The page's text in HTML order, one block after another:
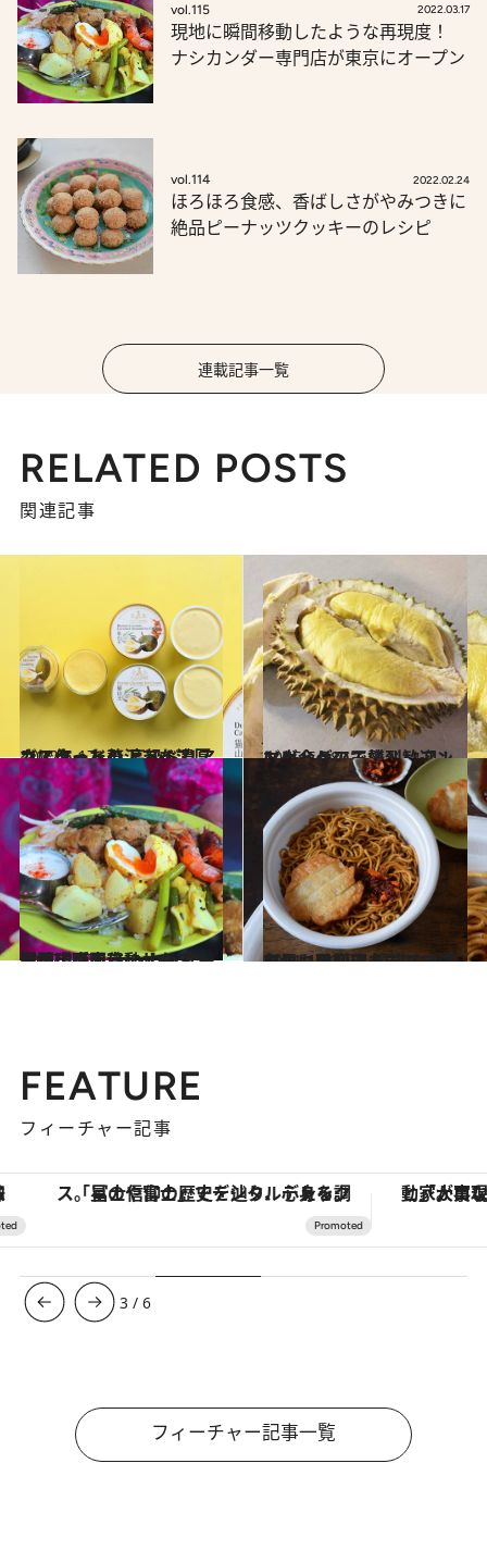
vol.115 2022.03.17
現地に瞬間移動したような再現度！
ナシカンダー専門店が東京にオープン
vol.114 2022.02.24
ほろほろ食感、香ばしさがやみつきに
絶品ピーナッツクッキーのレシピ
連載記事一覧
RELATED POSTS
関連記事
2022.5.17
カスタードのような濃厚さにうっとり 高級ドリアンで作った贅沢アイス
グルメ 2015.5.28
マレーシアで熱烈歓迎！ トゲトゲの王様ドリアンに出会う
グルメ
2022.3.17
現地に瞬間移動したような再現度！ ナシカンダー専門店が東京にオープン
グルメ 2021.10.20
いつもの料理をマレーシア風に味変！ 簡単すぎるちょい足しアイデア10選
グルメ
FEATURE
フィーチャー記事
「星のや富士」でデジタルデトックス。冨士信仰の歴史を辿り、心身を調える。
3 /6
フィーチャー記事一覧